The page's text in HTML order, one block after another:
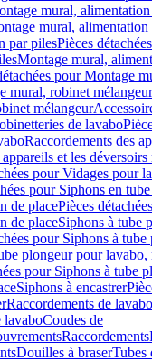
mural, alimentation
mural, alimentation
par pilesPièces
Montage mural,
pour Montage
mural, robinet mélangeur
mélangeur
de lavabo
Raccordements des
et les
pour Vidages pour
pour Siphons en
de placePièces
de placeSiphons à tube
pour Siphons à
plongeur pour lavabo,
pour Siphons à tube
Siphons à encastrer
Raccordements de lavabo
lavaboCoudes de
Raccordements
Douilles à braserTubes